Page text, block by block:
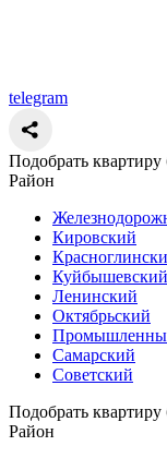
telegram
Подобрать квартиру
Район
Кировский
Куйбышевский
Ленинский
Октябрьский
Самарский
Советский
Подобрать квартиру
Район